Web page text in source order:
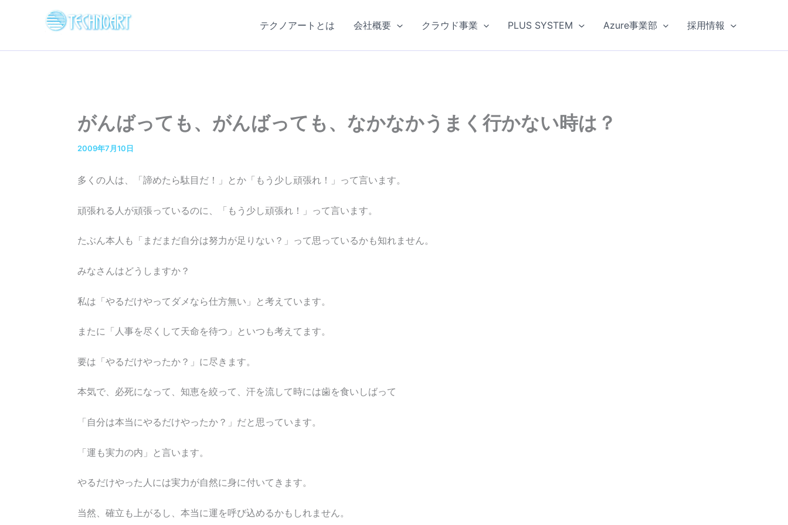
ス
テクノアートとは 会社概要 クラウド事業 PLUS SYSTEM Azure事業部 採用情報
がんばっても、がんばっても、なかなかうまく行かない時は？
2009年7月10日
多くの人は、「諦めたら駄目だ！」とか「もう少し頑張れ！」って言います。
頑張れる人が頑張っているのに、「もう少し頑張れ！」って言います。
たぶん本人も「まだまだ自分は努力が足りない？」って思っているかも知れません。
みなさんはどうしますか？
私は「やるだけやってダメなら仕方無い」と考えています。
またに「人事を尽くして天命を待つ」といつも考えてます。
要は「やるだけやったか？」に尽きます。
本気で、必死になって、知恵を絞って、汗を流して時には歯を食いしばって
「自分は本当にやるだけやったか？」だと思っています。
「運も実力の内」と言います。
やるだけやった人には実力が自然に身に付いてきます。
当然、確立も上がるし、本当に運を呼び込めるかもしれません。